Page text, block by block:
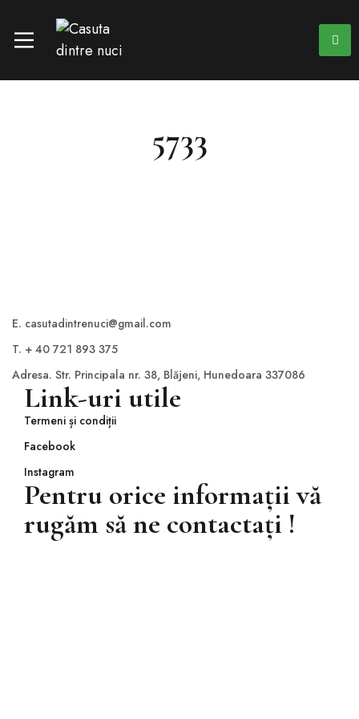
5733
E. casutadintrenuci@gmail.com
T. + 40 721 893 375
Adresa. Str. Principala nr. 38, Blăjeni, Hunedoara 337086
Link-uri utile
Termeni și condiții
Facebook
Instagram
Pentru orice informații vă
rugăm să ne contactați !